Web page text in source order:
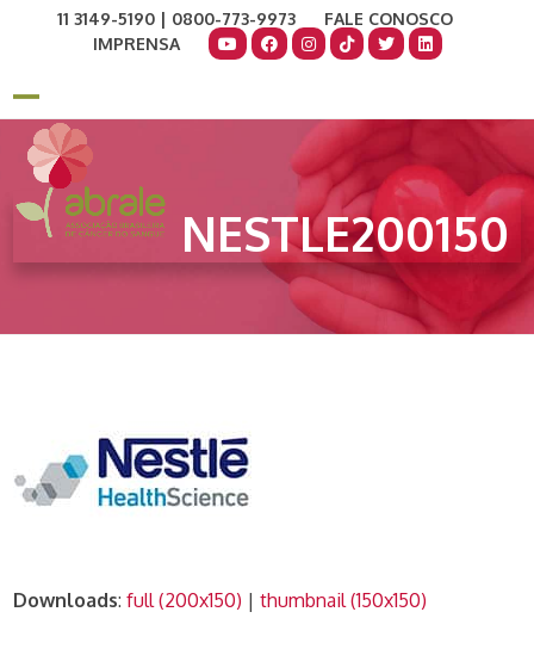
11 3149-5190 | 0800-773-9973
FALE CONOSCO
IMPRENSA
Open
mobile
menu
Close
mobile
menu
NESTLE200150
Downloads:full (200x150) |thumbnail (150x150)